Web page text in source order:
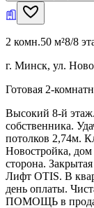
2 комн.50 м²8/8
г. Минск, ул.
Готовая 2-
Высокий 8-й
собственника.
потолков 2,74м.
Новостройка, дом
сторона.
Лифт OTIS. В
день оплаты.
ПОМОЩЬ в